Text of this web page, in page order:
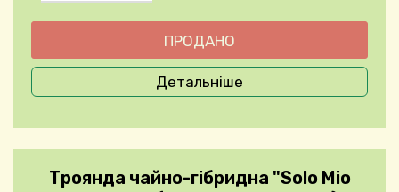
Детальніше
Троянда чайно-гібридна "Solo Mio